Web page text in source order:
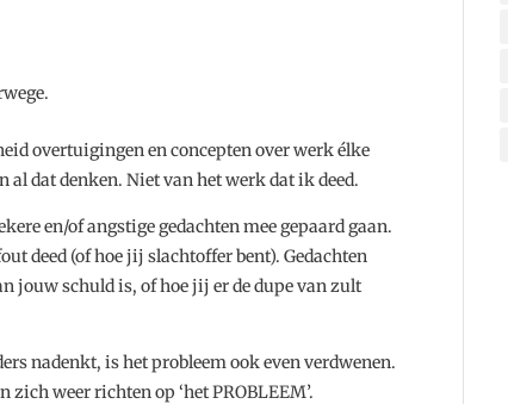
overtuigingen en concepten over werk élke
dat denken. Niet van het werk dat ik deed.
en/of angstige gedachten mee gepaard gaan.
deed (of hoe jij slachtoffer bent). Gedachten
jouw schuld is, of hoe jij er de dupe van zult
nadenkt, is het probleem ook even verdwenen.
weer richten op ‘het PROBLEEM’.